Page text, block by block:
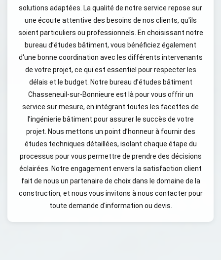
solutions adaptées. La qualité de notre service repose sur
une écoute attentive des besoins de nos clients, qu'ils
soient particuliers ou professionnels. En choisissant notre
bureau d’études bâtiment, vous bénéficiez également
d'une bonne coordination avec les différents intervenants
de votre projet, ce qui est essentiel pour respecter les
délais et le budget. Notre bureau d’études bâtiment
Chasseneuil-sur-Bonnieure est là pour vous offrir un
service sur mesure, en intégrant toutes les facettes de
l’ingénierie bâtiment pour assurer le succès de votre
projet. Nous mettons un point d’honneur à fournir des
études techniques détaillées, isolant chaque étape du
processus pour vous permettre de prendre des décisions
éclairées. Notre engagement envers la satisfaction client
fait de nous un partenaire de choix dans le domaine de la
construction, et nous vous invitons à nous contacter pour
toute demande d'information ou devis.